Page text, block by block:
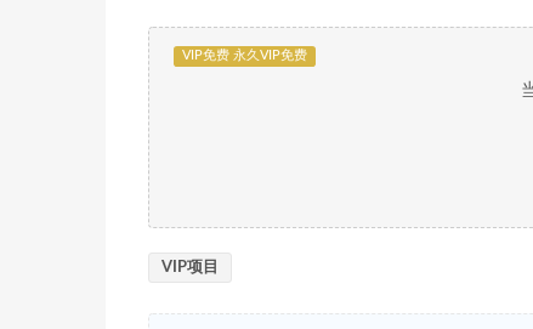
VIP免费 永久VIP免费
VIP项目